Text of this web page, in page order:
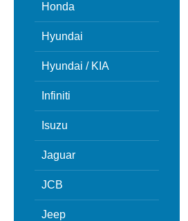
Honda
Hyundai
Hyundai / KIA
Infiniti
Isuzu
Jaguar
JCB
Jeep